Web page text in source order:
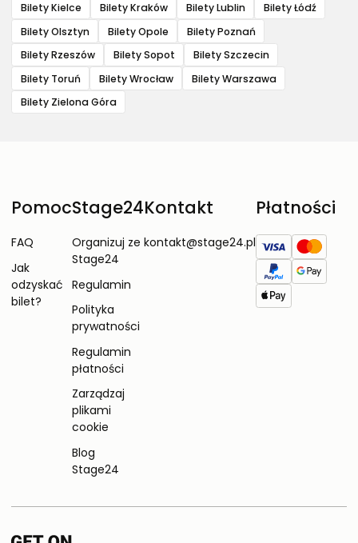
Bilety Kielce
Bilety Kraków Bilety Lublin
Bilety Łódź
Bilety Olsztyn
Bilety Opole
Bilety Poznań
Bilety Rzeszów
Bilety Sopot
Bilety Szczecin
Bilety Toruń
Bilety Wrocław
Bilety Warszawa
Bilety Zielona Góra
Pomoc
FAQ
Jak
odzyskać
bilet?
Stage24
Organizuj ze
Stage24
Regulamin
Polityka
prywatności
Regulamin
płatności
Zarządzaj
plikami
cookie
Blog
Stage24
Kontakt
kontakt@stage24.pl
Płatności